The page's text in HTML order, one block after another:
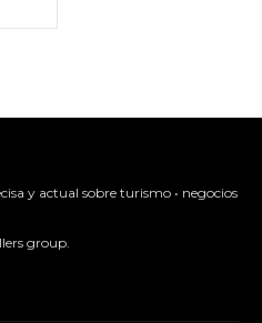
y actual sobre turismo • negocios
group.